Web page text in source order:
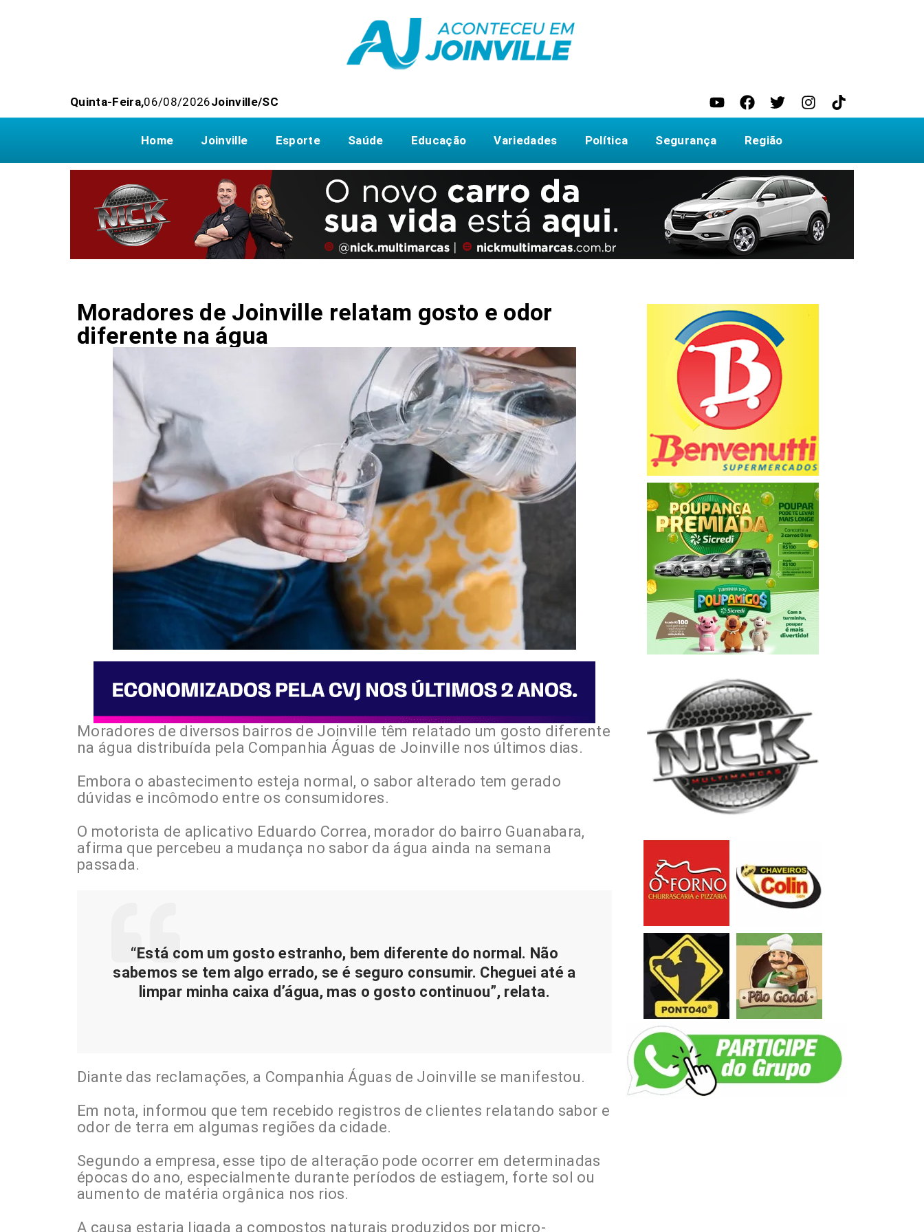
Quinta-Feira,06/08/2026Joinville/SC
Home Joinville Esporte Saúde Educação Variedades Política Segurança Região
Moradores de Joinville relatam gosto e odor
diferente na água
Moradores de diversos bairros de Joinville têm relatado um gosto diferente
na água distribuída pela Companhia Águas de Joinville nos últimos dias.
Embora o abastecimento esteja normal, o sabor alterado tem gerado
dúvidas e incômodo entre os consumidores.
O motorista de aplicativo Eduardo Correa, morador do bairro Guanabara,
afirma que percebeu a mudança no sabor da água ainda na semana
passada.
“Está com um gosto estranho, bem diferente do normal. Não
sabemos se tem algo errado, se é seguro consumir. Cheguei até a
limpar minha caixa d’água, mas o gosto continuou”, relata.
Diante das reclamações, a Companhia Águas de Joinville se manifestou.
Em nota, informou que tem recebido registros de clientes relatando sabor e
odor de terra em algumas regiões da cidade.
Segundo a empresa, esse tipo de alteração pode ocorrer em determinadas
épocas do ano, especialmente durante períodos de estiagem, forte sol ou
aumento de matéria orgânica nos rios.
A causa estaria ligada a compostos naturais produzidos por micro-